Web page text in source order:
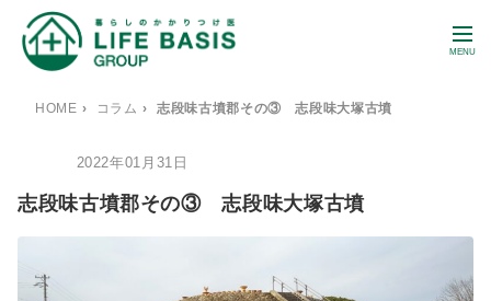
MENU
HOME › コラム › 志段味古墳郡その③ 志段味大塚古墳
2022年01月31日
志段味古墳郡その③ 志段味大塚古墳